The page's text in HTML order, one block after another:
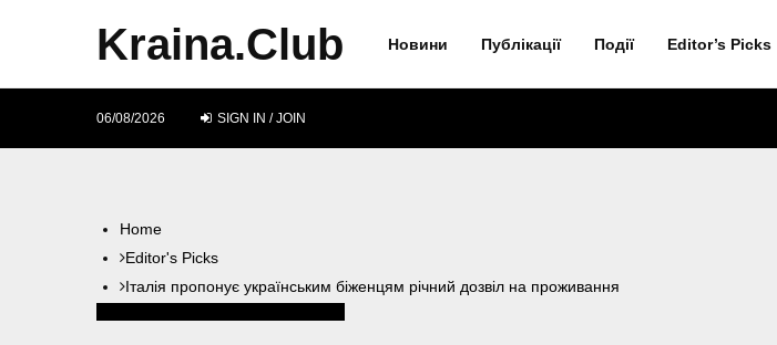
Kraina.Club Новини Публікації Події Editor’s Picks
06/08/2026 SIGN IN / JOIN
Home
Editor's Picks
Італія пропонує українським біженцям річний дозвіл на проживання